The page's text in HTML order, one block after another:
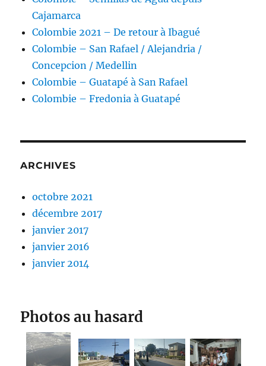
Cajamarca
Colombie 2021 – De retour à Ibagué
Colombie – San Rafael / Alejandria /
Concepcion / Medellin
Colombie – Guatapé à San Rafael
Colombie – Fredonia à Guatapé
ARCHIVES
octobre 2021
décembre 2017
janvier 2017
janvier 2016
janvier 2014
Photos au hasard